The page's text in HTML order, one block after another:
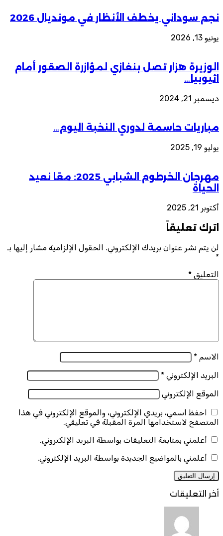
نجم سوداني يخطف الأنظار في مونديال 2026
يونيو 13, 2026
الوزيرة هزار تصل بنغازي لمؤازرة الصقور أمام
اثيوبيا…
ديسمبر 21, 2024
مباريات حاسمة لدوري النخبة اليوم…
يوليو 19, 2025
مهرجان الخرطوم الشبابي 2025: معًا نعيد
الحياة
أكتوبر 21, 2025
اترك تعليقاً
لن يتم نشر عنوان بريدك الإلكتروني. الحقول الإلزامية مشار إليها بـ
*
التعليق *
الاسم *
البريد الإلكتروني *
الموقع الإلكتروني
احفظ اسمي، بريدي الإلكتروني، والموقع الإلكتروني في هذا
المتصفح لاستخدامها المرة المقبلة في تعليقي.
أعلمني بمتابعة التعليقات بواسطة البريد الإلكتروني.
أعلمني بالمواضيع الجديدة بواسطة البريد الإلكتروني.
أخر التعليقات